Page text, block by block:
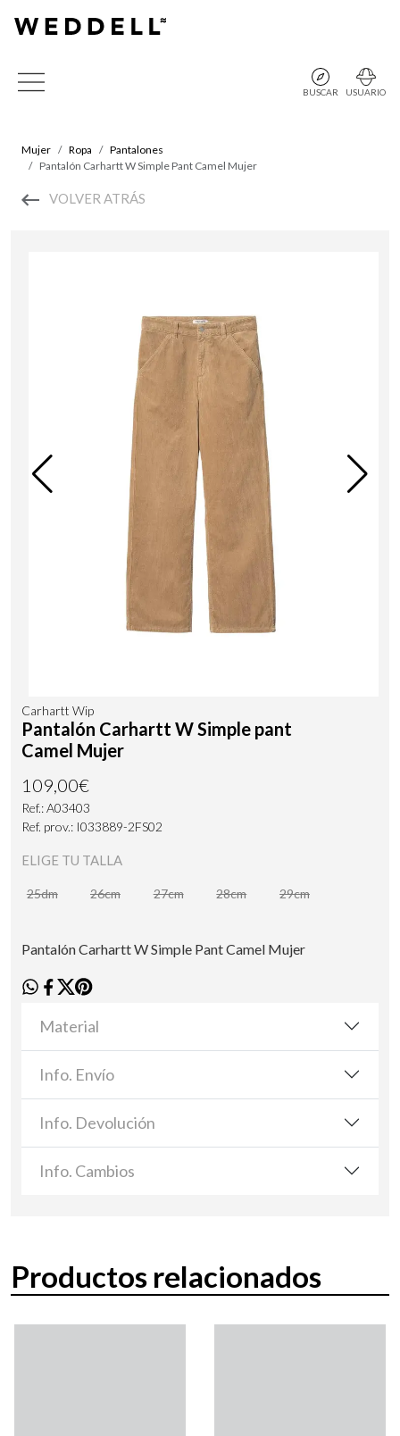
BUSCAR USUARIO
Mujer Ropa
Pantalones
Pantalón Carhartt W Simple Pant Camel Mujer
VOLVER ATRÁS
Carhartt Wip
Pantalón Carhartt W Simple pant
Camel Mujer
109,00€
Ref.: A03403
Ref. prov.: I033889-2FS02
ELIGE TU TALLA
25dm 26cm 27cm 28cm 29cm
Pantalón Carhartt W Simple Pant Camel Mujer
Material
Info. Envío
Info. Devolución
Info. Cambios
Productos relacionados